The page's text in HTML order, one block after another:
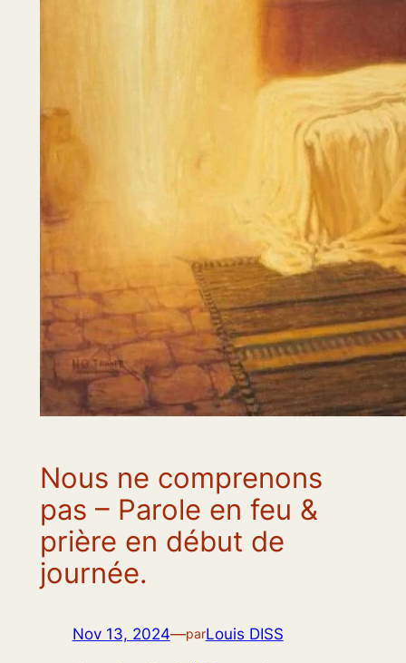
Nous ne comprenons
pas – Parole en feu &
prière en début de
journée.
Nov 13, 2024—parLouis DISS